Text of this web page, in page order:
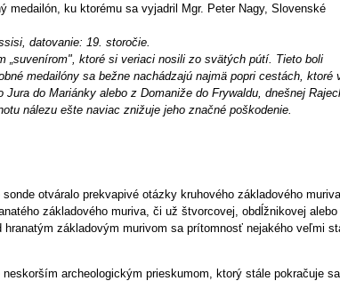
medailón, ku ktorému sa vyjadril Mgr. Peter Nagy, Slovenské
datovanie: 19. storočie.
„suvenírom", ktoré si veriaci nosili zo svätých pútí. Tieto boli
medailóny sa bežne nachádzajú najmä popri cestách, ktoré
do Mariánky alebo z Domaniže do Frywaldu, dnešnej
nálezu ešte naviac znižuje jeho značné poškodenie.
otváralo prekvapivé otázky kruhového základového muriva
základového muriva, či už štvorcovej, obdĺžnikovej alebo
základovým murivom sa prítomnosť nejakého veľmi
archeologickým prieskumom, ktorý stále pokračuje